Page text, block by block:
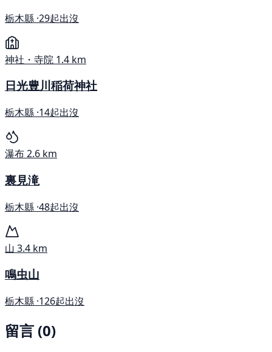
栃木縣 ·29起出沒
神社・寺院 1.4 km
日光豊川稲荷神社
栃木縣 ·14起出沒
瀑布2.6 km
裏見滝
栃木縣 ·48起出沒
山 3.4 km
鳴虫山
栃木縣 ·126起出沒
留言 (0)